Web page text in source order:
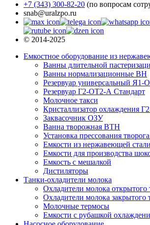
+7 (343) 300-82-20 (по вопросам
snab@uralzpo.ru
© 2014-2025
Емкостное оборудование из
Ванны длительной
Ванны нормализационные ВН
Резервуар универсальный Я1-
Резервуар Г2-ОТ2-А Стандарт
Молочное такси
Кристаллизатор охлаждения
Заквасочник ОЗУ
Ванна творожная ВТН
Установка прессования
Емкости из нержавеющей стали
Емкости для производства
Емкость с мешалкой
Дистиляторы
Танки-охладители молока
Охладители молока
Охладители молока
Молочные термосы
Емкости с рубашкой